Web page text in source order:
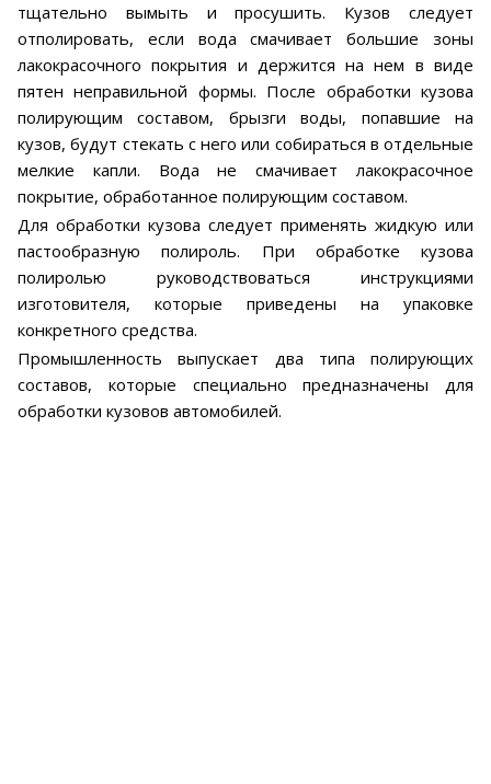
тщательно вымыть и просушить. Кузов следует
отполировать, если вода смачивает большие зоны
лакокрасочного покрытия и держится на нем в виде
пятен неправильной формы. После обработки кузова
полирующим составом, брызги воды, попавшие на
кузов, будут стекать с него или собираться в отдельные
мелкие капли. Вода не смачивает лакокрасочное
покрытие, обработанное полирующим составом.
Для обработки кузова следует применять жидкую или
пастообразную полироль. При обработке кузова
полиролью руководствоваться инструкциями
изготовителя, которые приведены на упаковке
конкретного средства.
Промышленность выпускает два типа полирующих
составов, которые специально предназначены для
обработки кузовов автомобилей.